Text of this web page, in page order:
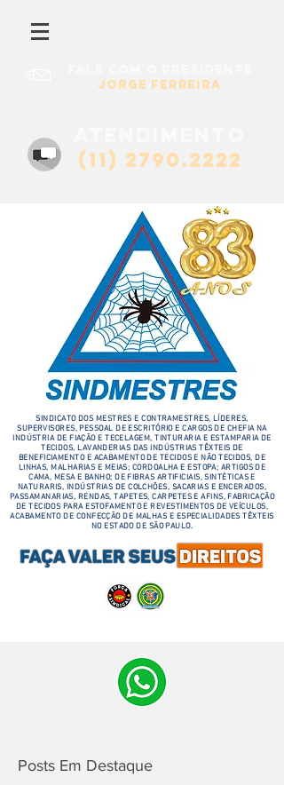
Jorge Ferreira
(11) 2790.2222
SINDICATO DOS MESTRES E CONTRAMESTRES, LÍDERES,
SUPERVISORES, PESSOAL DE ESCRITÓRIO E CARGOS DE CHEFIA NA
INDÚSTRIA DE FIAÇÃO E TECELAGEM, TINTURARIA E ESTAMPARIA DE
TECIDOS, LAVANDERIAS DAS INDÚSTRIAS TÊXTEIS DE
BENEFICIAMENTO E ACABAMENTO DE TECIDOS E NÃO TECIDOS, DE
LINHAS, MALHARIAS E MEIAS; CORDOALHA E ESTOPA; ARTIGOS DE
CAMA, MESA E BANHO; DE FIBRAS ARTIFICIAIS, SINTÉTICAS E
NATURARIS, INDÚSTRIAS DE COLCHÕES, SACARIAS E ENCERADOS,
PASSAMANARIAS, RENDAS, TAPETES, CARPETES E AFINS, FABRICAÇÃO
DE TECIDOS PARA ESTOFAMENTO E REVESTIMENTOS DE VEÍCULOS,
ACABAMENTO DE CONFECÇÃO DE MALHAS E ESPECIALIDADES TÊXTEIS
NO ESTADO DE SÃO PAULO.
Posts Em Destaque